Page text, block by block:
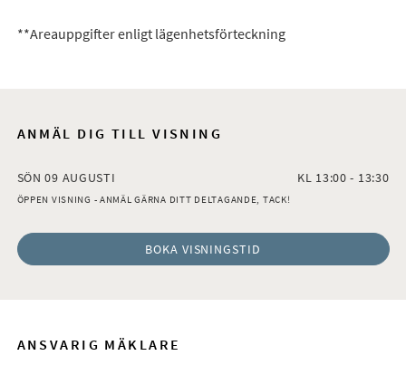
**Areauppgifter enligt lägenhetsförteckning
ANMÄL DIG TILL VISNING
SÖN 09 AUGUSTI KL 13:00 - 13:30
ÖPPEN VISNING - ANMÄL GÄRNA DITT DELTAGANDE, TACK!
BOKA VISNINGSTID
ANSVARIG MÄKLARE